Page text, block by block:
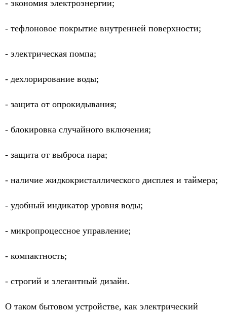
- экономия электроэнергии;
- тефлоновое покрытие внутренней поверхности;
- электрическая помпа;
- дехлорирование воды;
- защита от опрокидывания;
- блокировка случайного включения;
- защита от выброса пара;
- наличие жидкокристаллического дисплея и таймера;
- удобный индикатор уровня воды;
- микропроцессное управление;
- компактность;
- строгий и элегантный дизайн.
О таком бытовом устройстве, как электрический